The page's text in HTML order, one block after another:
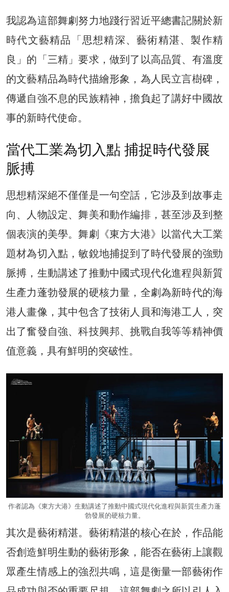
我認為這部舞劇努力地踐行習近平總書記關於新
時代文藝精品「思想精深、藝術精湛、製作精
良」的「三精」要求，做到了以高品質、有溫度
的文藝精品為時代描繪形象，為人民立言樹碑，
傳遞自強不息的民族精神，擔負起了講好中國故
事的新時代使命。
當代工業為切入點 捕捉時代發展
脈搏
思想精深絕不僅僅是一句空話，它涉及到故事走
向、人物設定、舞美和動作編排，甚至涉及到整
個表演的美學。舞劇《東方大港》以當代大工業
題材為切入點，敏銳地捕捉到了時代發展的強勁
脈搏，生動講述了推動中國式現代化進程與新質
生產力蓬勃發展的硬核力量，全劇為新時代的海
港人畫像，其中包含了技術人員和海港工人，突
出了奮發自強、科技興邦、挑戰自我等等精神價
值意義，具有鮮明的突破性。
作者認為《東方大港》生動講述了推動中國式現代化進程與新質生產力蓬
勃發展的硬核力量。
其次是藝術精湛。藝術精湛的核心在於，作品能
否創造鮮明生動的藝術形象，能否在藝術上讓觀
眾產生情感上的強烈共鳴，這是衡量一部藝術作